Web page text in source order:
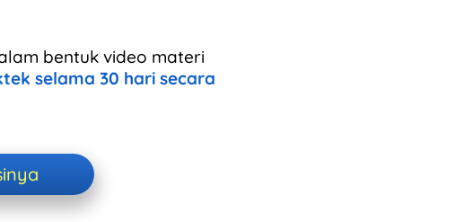
bentuk video materi
selama 30 hari secara